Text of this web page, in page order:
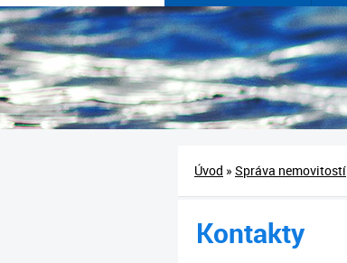
Úvod » Správa nemovitostí
Kontakty